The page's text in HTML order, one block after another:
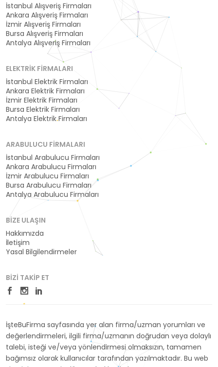
İstanbul Alışveriş Firmaları
Ankara Alışveriş Firmaları
İzmir Alışveriş Firmaları
Bursa Alışveriş Firmaları
Antalya Alışveriş Firmaları
ELEKTRIK FIRMALARI
İstanbul Elektrik Firmaları
Ankara Elektrik Firmaları
İzmir Elektrik Firmaları
Bursa Elektrik Firmaları
Antalya Elektrik Firmaları
ARABULUCU FIRMALARI
İstanbul Arabulucu Firmaları
Ankara Arabulucu Firmaları
İzmir Arabulucu Firmaları
Bursa Arabulucu Firmaları
Antalya Arabulucu Firmaları
BIZE ULAŞIN
Hakkımızda
İletişim
Yasal Bilgilendirmeler
BIZI TAKIP ET
İşteBuFirma sayfasında yer alan firma/uzman yorumları ve
değerlendirmeleri, ilgili firma/uzmanın doğrudan veya dolaylı
talebi, isteği ve/veya yönlendirmesi olmaksızın, tamamen
bağımsız olarak kullanıcılar tarafından yazılmaktadır. Bu web